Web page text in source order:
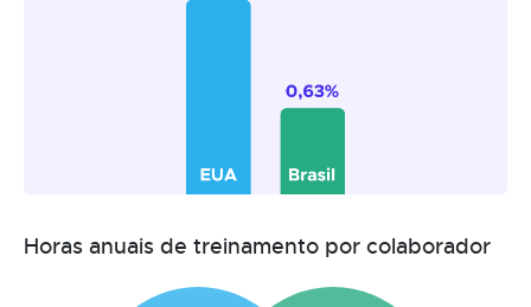
Horas anuais de treinamento por colaborador